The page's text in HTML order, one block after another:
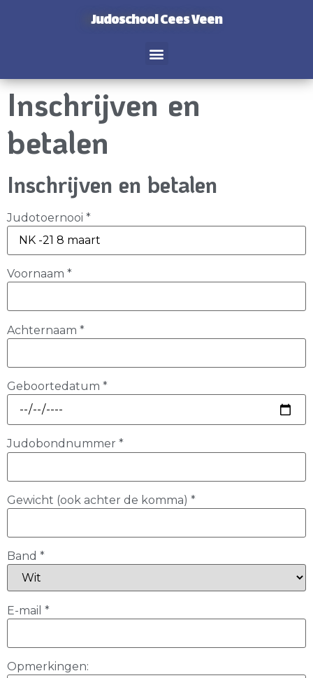
Judoschool Cees Veen
Inschrijven en
betalen
Inschrijven en betalen
Judotoernooi *
Voornaam *
Achternaam *
Geboortedatum *
Judobondnummer *
Gewicht (ook achter de komma) *
Band *
E-mail *
Opmerkingen: